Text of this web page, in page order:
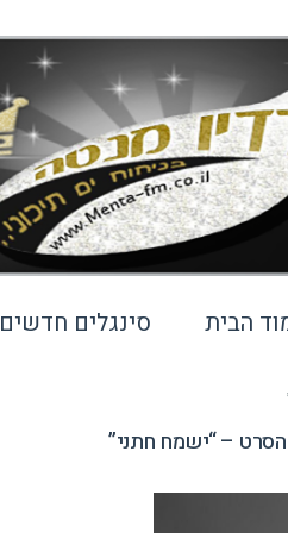
הבית סינגלים חדשים
– “ישמח חתני”